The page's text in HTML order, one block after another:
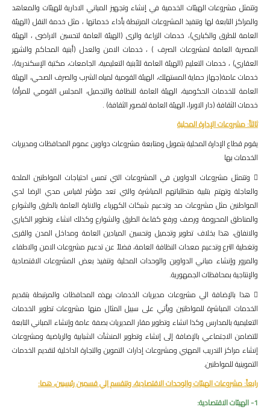
وتتمثل مشروعات الهيئات الخدمية في إنشاء وتجهيز المباني الادارية للهيئات والمعاهد
والمراكز التابعة لها وتنفيذ المشروعات المرتبطة بأداء خدماتها ، مثل خدمة النقل (الهيئة
العامة للطرق والكباري)، خدمات الزراعة والرى (الهيئة العامة لتحسين الاراضى ، الهيئة
المصرية العامة لمشروعات الصرف ) ، خدمات الامن والعدل (أبنية المحاكم والشهر
العقاري) ، خدمات التعليم (الهيئة العامة للأبنية التعليمية، الجامعات، مكتبة الإسكندرية)،
خدمات عامة(جهاز حماية المستهلك، الهيئة القومية لمياه الشرب والصرف الصحي، الهيئة
العامة للخدمات الحكومية، الهيئة العامة للنظافة والتجميل، المجلس القومي للمرأة)
خدمات الثقافة (دار الاوبرا، الهيئة العامة لقصور الثقافة) .
ثالثاً: مشروعات الإدارة المحلية
يقوم قطاع الإدارة المحلية بتمويل ومتابعة مشروعات دواوين عموم المحافظات ومديريات
الخدمات بها
 وتتمثل مشروعات الدواوين في المشروعات التي تمس احتياجات المواطنين الملحة
والعاجلة وتهتم بتلبية متطلباتهم المباشرة والتي تعد مؤشر لقياس مدي الرضا لدي
المواطنين مثل مشروعات مد وتدعيم شبكات الكهرباء والانارة العامة بالطرق والشوارع
والمناطق المحرومة ورصف ورفع كفاءة الطرق والشوارع وكذلك انشاء وتطوير الكباري
والانفاق، هذا بخلاف تطوير وتجميل وتحسين الميادين العامة ومداخل المدن والقرى
وتغطية الترع وتدعيم معدات النظافة العامة، فضلاً عن تدعيم مشروعات الامن والاطفاء
والمرور وإنشاء مباني الدواوين والوحدات المحلية وتنفيذ بعض المشروعات الاقتصادية
والإنتاجية بمحافظات الجمهورية.
 هذا بالإضافة الي مشروعات مديريات الخدمات بهذه المحافظات والمرتبطة بتقديم
الخدمات المباشرة للمواطنين ويأتي على سبيل المثال منها مشروعات تطوير الخدمات
التعليمية بالمدارس وكذا انشاء وتطوير مقار المديريات بصفة عامة وإنشاء المباني التابعة
للتضامن الاجتماعي بالإضافة إلى إنشاء وتطوير المنشآت الشبابية والرياضية ومشروعات
إنشاء مراكز التدريب المهني ومشروعات إدارات التموين والتجارة الداخلية لتقديم الخدمات
التموينية للمواطنين.
رابعاً: مشروعات الهيئات والوحدات الاقتصادية، وتنقسم الي قسمين رئيسيين، هما: